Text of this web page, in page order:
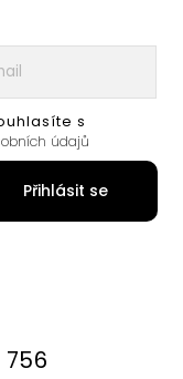
756
s
údajů
Přihlásit se